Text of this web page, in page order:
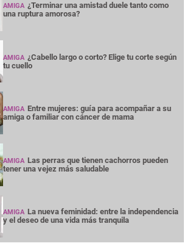
AMIGA ¿Terminar una amistad duele tanto como
una ruptura amorosa?
AMIGA ¿Cabello largo o corto? Elige tu corte según
tu cuello
AMIGA Entre mujeres: guía para acompañar a su
amiga o familiar con cáncer de mama
AMIGA Las perras que tienen cachorros pueden
tener una vejez más saludable
AMIGA La nueva feminidad: entre la independencia
y el deseo de una vida más tranquila